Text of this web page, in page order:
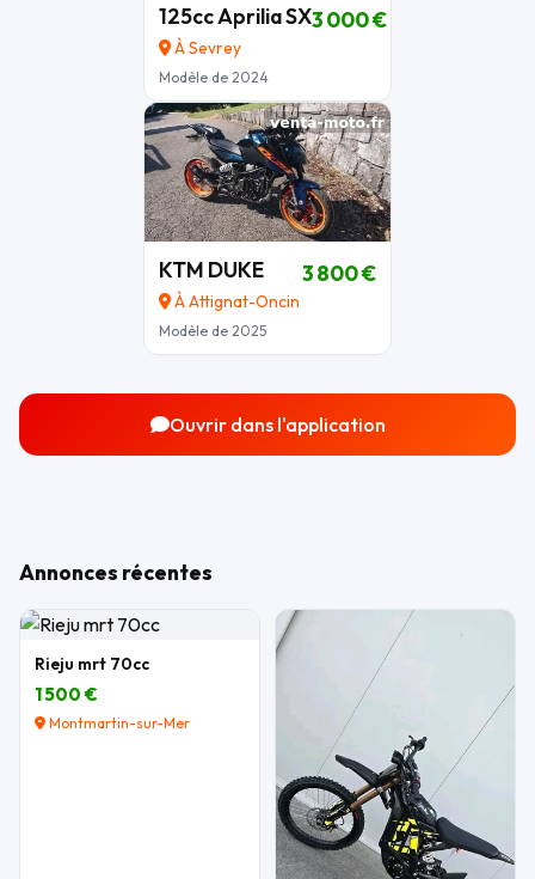
125cc Aprilia SX
À Sevrey
Modèle de 2024
3 000 €
KTM DUKE
À Attignat-Oncin
Modèle de 2025
3 800 €
Ouvrir dans l'application
Annonces récentes
Rieju mrt 70cc
1 500 €
Montmartin-sur-Mer